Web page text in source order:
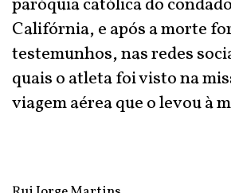
paróquia católica do
Califórnia, e após a morte
testemunhos, nas redes
quais o atleta foi visto na
viagem aérea que o levou à